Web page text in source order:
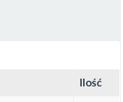
Ilość